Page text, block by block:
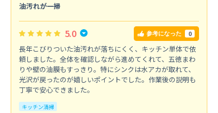
油汚れが一掃
5.0 参考になった 0
長年こびりついた油汚れが落ちにくく、キッチン単体で依
頼しました。全体を確認しながら進めてくれて、五徳まわ
りや壁の油膜もすっきり。特にシンクは水アカが取れて、
光沢が戻ったのが嬉しいポイントでした。作業後の説明も
丁寧で安心できました。
キッチン清掃